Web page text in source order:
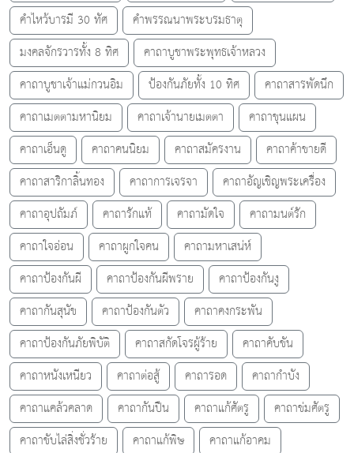
คำไหว้บารมี 30 ทัศ
คำพรรณนาพระบรมธาตุ
มงคลจักรวารทั้ง 8 ทิศ
คาถาบูชาพระพุทธเจ้าหลวง
คาถาบูชาเจ้าแม่กวนอิม
ป้องกันภัยทั้ง 10 ทิศ
คาถาสารพัดนึก
คาถาเมตตามหานิยม
คาถาเจ้านายเมตตา
คาถาขุนแผน
คาถาเอ็นดู
คาถาคนนิยม คาถาสมัครงาน
คาถาค้าขายดี
คาถาสาริกาลิ้นทอง
คาถาการเจรจา
คาถาอัญเชิญพระเครื่อง
คาถาอุปถัมภ์
คาถารักแท้ คาถามัดใจ
คาถามนต์รัก
คาถาใจอ่อน
คาถาผูกใจคน
คาถามหาเสน่ห์
คาถาป้องกันผี
คาถาป้องกันผีพราย
คาถาป้องกันงู
คาถากันสุนัข
คาถาป้องกันตัว
คาถาคงกระพัน
คาถาป้องกันภัยพิบัติ
คาถาสกัดโจรผู้ร้าย
คาถาคับขัน
คาถาหนังเหนียว
คาถาต่อสู้ คาถารอด
คาถากำบัง
คาถาแคล้วคลาด
คาถากันปืน คาถาแก้ศัตรู
คาถาข่มศัตรู
คาถาขับไล่สิ่งชั่วร้าย
คาถาแก้พิษ
คาถาแก้อาคม